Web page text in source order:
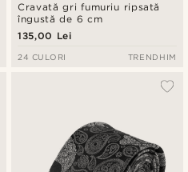
Cravată gri fumuriu ripsată
îngustă de 6 cm
135,00 Lei
24 CULORI TRENDHIM